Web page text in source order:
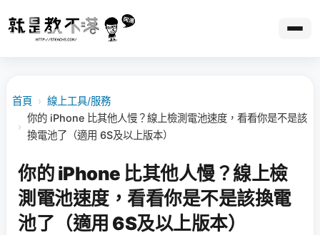
首頁 › 線上工具/服務
›
你的 iPhone 比其他人慢？線上檢測電池速度，看看你是不是該
換電池了（適用 6S及以上版本）
你的 iPhone 比其他人慢？線上檢
測電池速度，看看你是不是該換電
池了（適用 6S及以上版本）